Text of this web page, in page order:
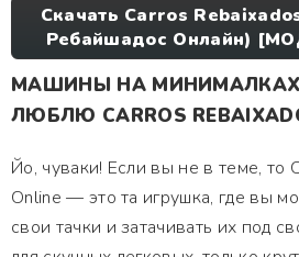
Скачать Carros
Ребайшадос Онлайн)
МАШИНЫ НА
ЛЮБЛЮ CARROS
Йо, чуваки! Если вы не в теме, то
Online — это та игрушка, где вы
свои тачки и затачивать их под